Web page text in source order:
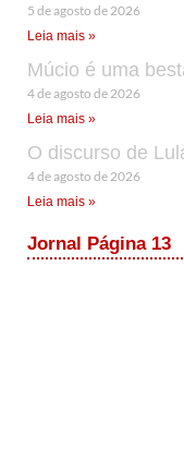
5 de agosto de 2026
Leia mais »
Múcio é uma
4 de agosto de 2026
Leia mais »
O discurso de
4 de agosto de 2026
Leia mais »
Jornal Página 13